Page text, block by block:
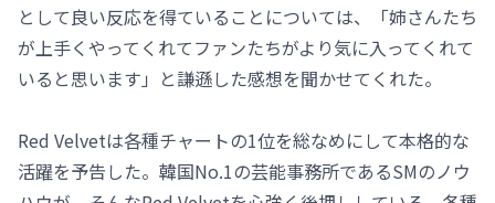
として良い反応を得ていることについては、「姉さんたち
が上手くやってくれてファンたちがより気に入ってくれて
いると思います」と謙遜した感想を聞かせてくれた。
Red Velvetは各種チャートの1位を総なめにして本格的な
活躍を予告した。韓国No.1の芸能事務所であるSMのノウ